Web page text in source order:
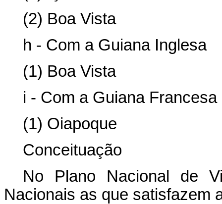
(2) Boa Vista
h - Com a Guiana Inglesa
(1) Boa Vista
i - Com a Guiana Francesa
(1) Oiapoque
Conceituação
No Plano Nacional de
Nacionais as que satisfazem